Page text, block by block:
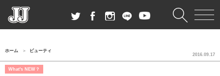
ホーム ビューティ
What's NEW？
2016.09.17